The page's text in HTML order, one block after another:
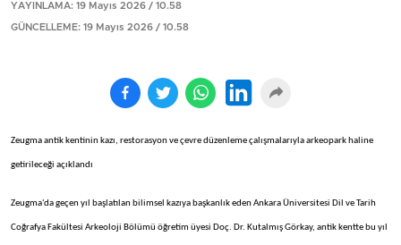
YAYINLAMA: 19 Mayıs 2026 / 10.58
GÜNCELLEME: 19 Mayıs 2026 / 10.58
Zeugma antik kentinin kazı, restorasyon ve çevre düzenleme çalışmalarıyla arkeopark haline
getirileceği açıklandı
Zeugma'da geçen yıl başlatılan bilimsel kazıya başkanlık eden Ankara Üniversitesi Dil ve Tarih
Coğrafya Fakültesi Arkeoloji Bölümü öğretim üyesi Doç. Dr. Kutalmış Görkay, antik kentte bu yıl